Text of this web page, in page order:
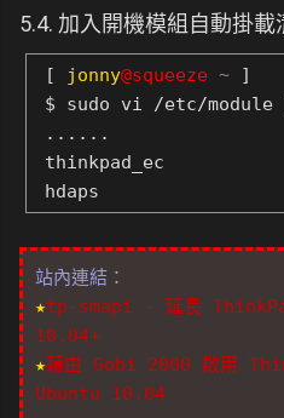
5.4. 加入開機模組自動掛載
[ jonny@squeeze ~ ]
$ sudo vi /etc/module
......
thinkpad_ec
hdaps
站內連結：
★tp-smapi - 延長
10.04+
★藉由 Gobi 2000 啟用
Ubuntu 10.04